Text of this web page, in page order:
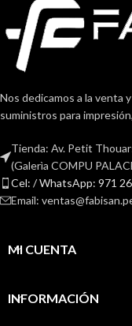
Nos dedicamos a la venta
suministros para
Tienda: Av. Petit
(Galerìa COMPU
Cel: / WhatsApp: 971
Email:
MI CUENTA
INFORMACIÓN